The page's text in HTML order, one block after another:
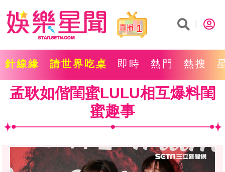
1
針線緣 請世界吃桌 即時 熱門 熱搜
孟耿如偕閨蜜LULU相互爆料閨
蜜趣事